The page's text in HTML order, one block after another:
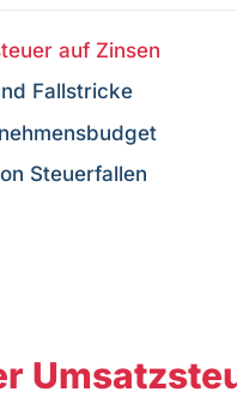
auf Zinsen
Fallstricke
Steuerfallen